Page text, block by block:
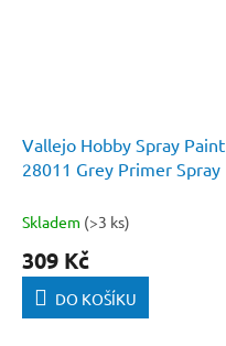
Vallejo Hobby Spray Paint
28011 Grey Primer Spray
Skladem (>3 ks)
309 Kč
DO KOŠÍKU